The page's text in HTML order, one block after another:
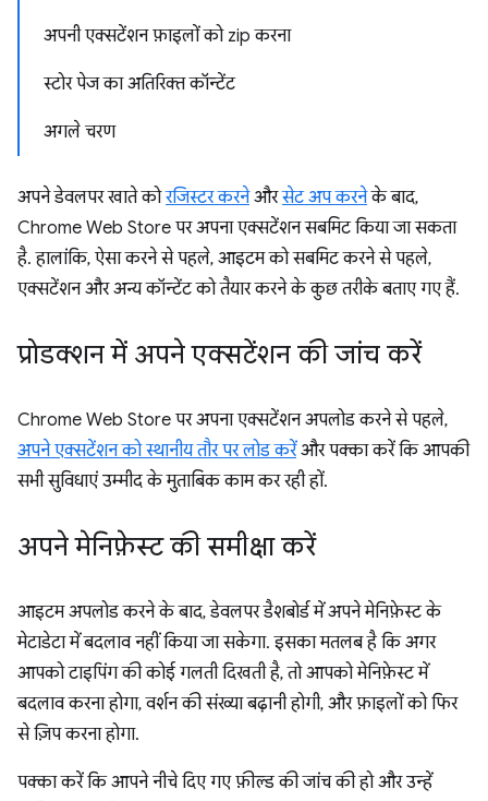
अपनी एक्सटेंशन फ़ाइलों को zip करना
स्टोर पेज का अतिरिक्त कॉन्टेंट
अगले चरण
अपने डेवलपर खाते कोरजिस्टर करनेऔरसेट अप करनेके बाद,
Chrome Web Store पर अपना एक्सटेंशन सबमिट किया जा सकता
है. हालांकि, ऐसा करने से पहले, आइटम को सबमिट करने से पहले,
एक्सटेंशन और अन्य कॉन्टेंट को तैयार करने के कुछ तरीके बताए गए हैं.
प्रोडक्शन में अपने एक्सटेंशन की जांच करें
Chrome Web Store पर अपना एक्सटेंशन अपलोड करने से पहले,
अपने एक्सटेंशन को स्थानीय तौर पर लोड करेंऔर पक्का करें कि आपकी
सभी सुविधाएं उम्मीद के मुताबिक काम कर रही हों.
अपने मेनिफ़ेस्ट की समीक्षा करें
आइटम अपलोड करने के बाद, डेवलपर डैशबोर्ड में अपने मेनिफ़ेस्ट के
मेटाडेटा में बदलाव नहीं किया जा सकेगा. इसका मतलब है कि अगर
आपको टाइपिंग की कोई गलती दिखती है, तो आपको मेनिफ़ेस्ट में
बदलाव करना होगा, वर्शन की संख्या बढ़ानी होगी, और फ़ाइलों को फिर
से ज़िप करना होगा.
पक्का करें कि आपने नीचे दिए गए फ़ील्ड की जांच की हो और उन्हें